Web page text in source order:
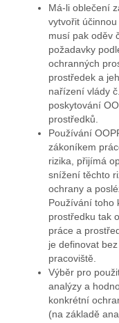
Má-li oblečení
vytvořit
musí pak oděv
požadavky
ochranných
prostředek a
nařízení vlády
poskytování
prostředků.
Používání
zákoníkem
rizika, přijímá
snížení těchto
ochrany a
Používání toho
prostředku tak
práce a
je definovat
pracoviště.
Výběr pro
analýzy a
konkrétní
(na základě